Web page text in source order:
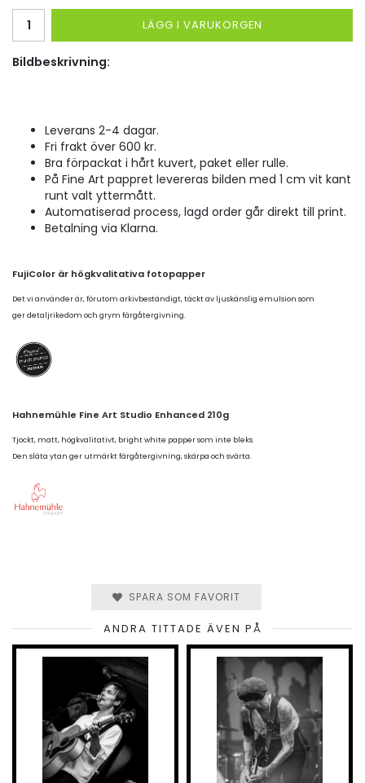
LÄGG I VARUKORGEN
Bildbeskrivning:
Leverans 2-4 dagar.
Fri frakt över 600 kr.
Bra förpackat i hårt kuvert, paket eller rulle.
På Fine Art pappret levereras bilden med 1 cm vit kant
runt valt yttermått.
Automatiserad process, lagd order går direkt till print.
Betalning via Klarna.
FujiColor är högkvalitativa fotopapper
Det vi använder är, förutom arkivbeständigt, täckt av ljuskänslig emulsion som
ger detaljrikedom och grym färgåtergivning.
Hahnemühle Fine Art Studio Enhanced 210g
Tjockt, matt, högkvalitativt, bright white papper som inte bleks.
Den släta ytan ger utmärkt färgåtergivning, skärpa och svärta.
SPARA SOM FAVORIT
ANDRA TITTADE ÄVEN PÅ